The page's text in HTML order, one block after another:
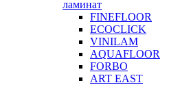
ламинат
FINEFLOOR
ECOCLICK
VINILAM
AQUAFLOOR
FORBO
ART EAST